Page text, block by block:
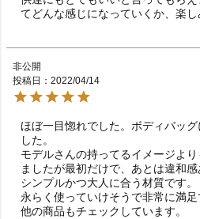
てどんな感じになっていくか、楽し
非公開
投稿日
2022/04/14
ほぼ一目惚れでした。ボディバッ
した。
モデルさんの持ってるイメージよ
ましたが最初だけで、あとは違和感
シンプルかつ大人に合う材質です。
永らく使っていけそうで非常に満足
他の商品もチェックしています。